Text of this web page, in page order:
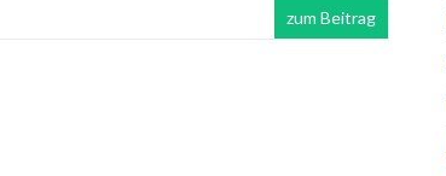
zum Beitrag